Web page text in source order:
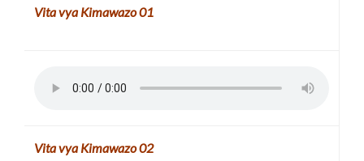
Vita vya Kimawazo 01
Vita vya Kimawazo02